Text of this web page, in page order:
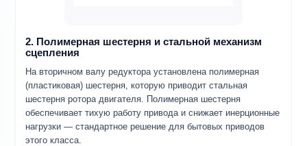
2. Полимерная шестерня и стальной механизм
сцепления
На вторичном валу редуктора установлена полимерная
(пластиковая) шестерня, которую приводит стальная
шестерня ротора двигателя. Полимерная шестерня
обеспечивает тихую работу привода и снижает инерционные
нагрузки — стандартное решение для бытовых приводов
этого класса.